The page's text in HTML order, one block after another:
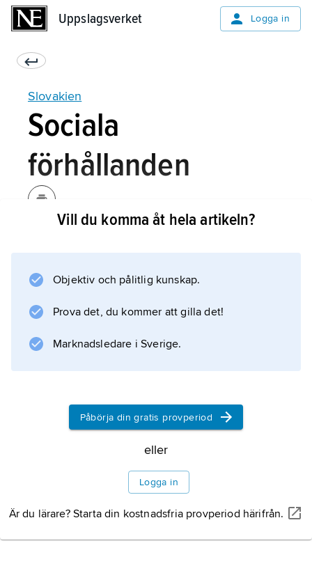
Uppslagsverket Logga in
Slovakien
Sociala
förhållanden
sociala omsorgssystemet. Sjukvården skulle
förbli statens angelägenhet, medan
privatisering var tänkt att genomföras inom
kurorter. Liv-, sjukvårds- och
ännu inte är klar. I landet finns 2,8 läkare och
Information om artikeln
Vill du komma åt hela artikeln?
Objektiv och pålitlig kunskap.
Prova det, du kommer att gilla det!
Marknadsledare i Sverige.
Påbörja din gratis provperiod
eller
Logga in
Är du lärare? Starta din kostnadsfria provperiod härifrån.